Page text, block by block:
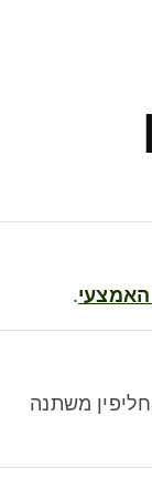
האמצעי.
משתנה